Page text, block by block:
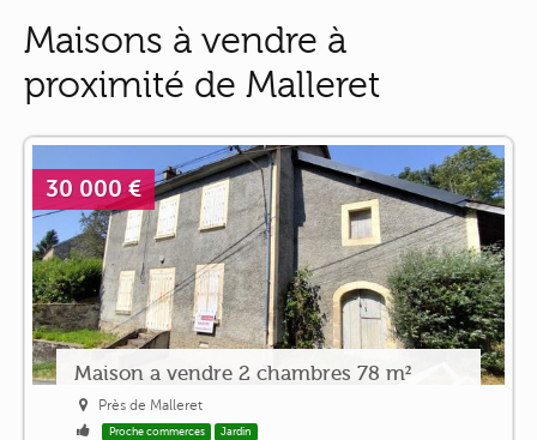
Maisons à vendre à
proximité de Malleret
30 000 €
Maison a vendre 2 chambres 78 m²
Près de Malleret
Proche commerces Jardin